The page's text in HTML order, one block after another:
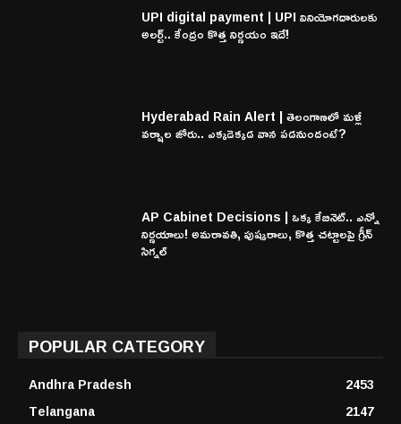
UPI digital payment | UPI వినియోగదారులకు
అలర్ట్.. కేంద్రం కొత్త నిర్ణయం ఇదే!
Hyderabad Rain Alert | తెలంగాణలో మళ్లీ
వర్షాల జోరు.. ఎక్కడెక్కడ వాన పడనుందంటే?
AP Cabinet Decisions | ఒక్క కేబినెట్.. ఎన్నో
నిర్ణయాలు! అమరావతి, పుష్కరాలు, కొత్త చట్టాలపై గ్రీన్
సిగ్నల్
POPULAR CATEGORY
Andhra Pradesh
2453
Telangana
2147